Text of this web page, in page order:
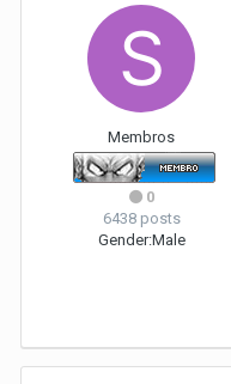
Membros
0
6438 posts
Gender:Male